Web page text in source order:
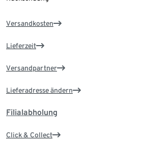
Versandkosten
Lieferzeit
Versandpartner
Lieferadresse ändern
Filialabholung
Click & Collect